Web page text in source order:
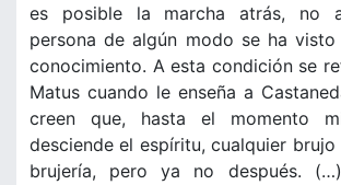
es posible la marcha atrás, no
persona de algún modo se ha
conocimiento. A esta condición se
Matus cuando le enseña a
creen que, hasta el momento
desciende el espíritu, cualquier
brujería, pero ya no después.